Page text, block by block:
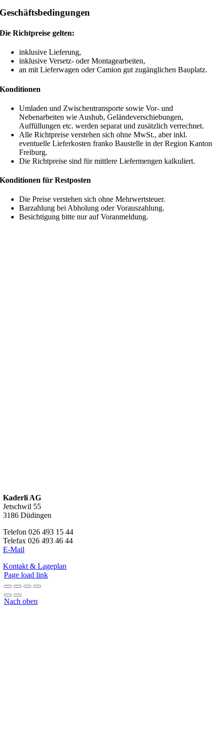
Geschäftsbedingungen
Die Richtpreise gelten:
inklusive Lieferung,
inklusive Versetz- oder Montagearbeiten,
an mit Lieferwagen oder Camion gut zugänglichen Bauplatz.
Konditionen
Umladen und Zwischentransporte sowie Vor- und
Nebenarbeiten wie Aushub, Geländeverschiebungen,
Auffüllungen etc. werden separat und zusätzlich verrechnet.
Alle Richtpreise verstehen sich ohne MwSt., aber inkl.
eventuelle Lieferkosten franko Baustelle in der Region Kanton
Freiburg.
Die Richtpreise sind für mittlere Liefermengen kalkuliert.
Konditionen für Restposten
Die Preise verstehen sich ohne Mehrwertsteuer.
Barzahlung bei Abholung oder Vorauszahlung.
Besichtigung bitte nur auf Voranmeldung.
Kaderli AG
Jetschwil 55
3186 Düdingen
Telefon 026 493 15 44
Telefax 026 493 46 44
E-Mail
Kontakt & Lageplan
Page load link
Nach oben